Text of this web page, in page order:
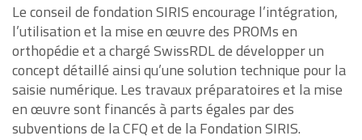
Le conseil de fondation SIRIS encourage l’intégration,
l’utilisation et la mise en œuvre des PROMs en
orthopédie et a chargé SwissRDL de développer un
concept détaillé ainsi qu’une solution technique pour la
saisie numérique. Les travaux préparatoires et la mise
en œuvre sont financés à parts égales par des
subventions de la CFQ et de la Fondation SIRIS.